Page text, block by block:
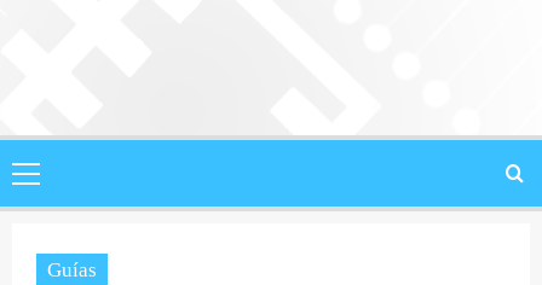
principal
Guías